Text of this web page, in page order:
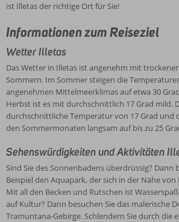
ist Illetas der richtige Ort für Sie!
Informationen zum Reiseziel
Wetter Illetas
Das Wetter in Illetas ist angenehm mit
Sommern. Im Sommer steigen die
angenehmen Mittelmeerklimas auf etwa 30
Herbst ist es mit durchschnittlich 17 Grad mild.
durchschnittliche Temperatur von 17 Grad und
den Sommermonaten langsam auf bis zu 25
Sehenswürdigkeiten und Aktivitäten
Sind Sie des Sonnenbadens überdrüssig? Dann
Beispiel den Aquapark, der sich in der Nähe
Mit all den Becken und Rutschen ist
auf Kultur? Dann besuchen Sie das malerische
Tramuntana-Gebirge. Schlendern Sie durch die